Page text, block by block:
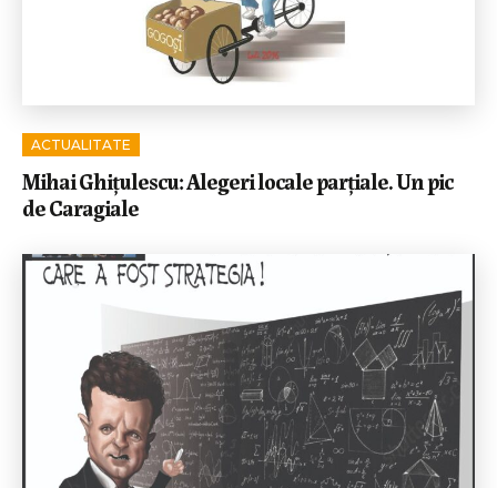
ACTUALITATE
Mihai Ghițulescu: Alegeri locale parțiale. Un pic
de Caragiale